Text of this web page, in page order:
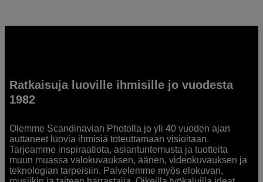
Ratkaisuja luoville ihmisille jo vuodesta
1982
Olemme Scandinavian Photolla jo yli 40 vuoden ajan
auttaneet luovia ihmisiä toteuttamaan visioitaan.
Tarjoamme inspiraatiota, asiantuntemusta ja tuotteita
muun muassa valokuvauksen, äänen, videokuvauksen ja
teknologian tarpeisiin. Palvelemme myös elokuvan,